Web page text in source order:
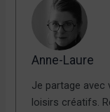
Anne-Laure
Je partage avec
loisirs créatifs.